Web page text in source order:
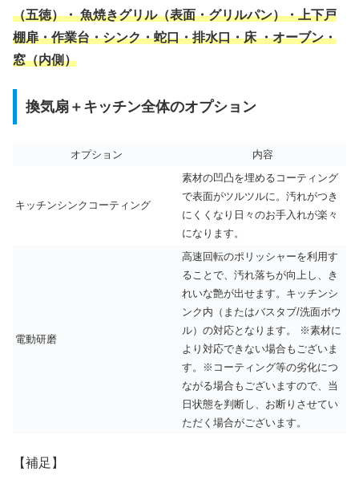
（五徳）・ 魚焼きグリル（表面・グリルパン）・上下戸
棚扉・作業台・シンク・蛇口・排水口・床 ・オーブン・
窓（内側）
換気扇＋キッチン全体のオプション
オプション 内容
キッチンシンクコーティング
素材の凹凸を埋めるコーティング
で表面がツルツルに。汚れがつき
にくくなり日々のお手入れが楽々
になります。
電動研磨
高速回転のポリッシャーを利用す
ることで、汚れ落ちが向上し、き
れいな艶が出せます。キッチンシ
ンク内（またはバスタブ/洗面ボウ
ル）の対応となります。 ※素材に
より対応できない場合もございま
す。※コーティング等の劣化につ
ながる場合もございますので、当
日状態を判断し、お断りさせてい
ただく場合がございます。
【補足】